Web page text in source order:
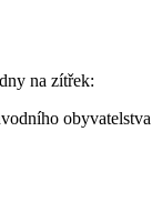
na zítřek:
obyvatelstva